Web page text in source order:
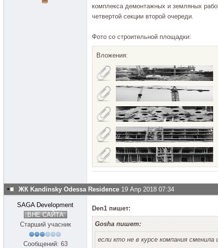
комплекса демонтажных и земляных
четвертой секции второй очереди.
Фото со строительной площадки:
Вложения:
ЖК Kandinsky Odessa Residence 19 Апр 2018 07:34
SAGA Development
ВНЕ САЙТА
Старший учасник
Сообщений: 63
Den1 пишет:
Gosha пишет:
если кто не в курсе компания сменила